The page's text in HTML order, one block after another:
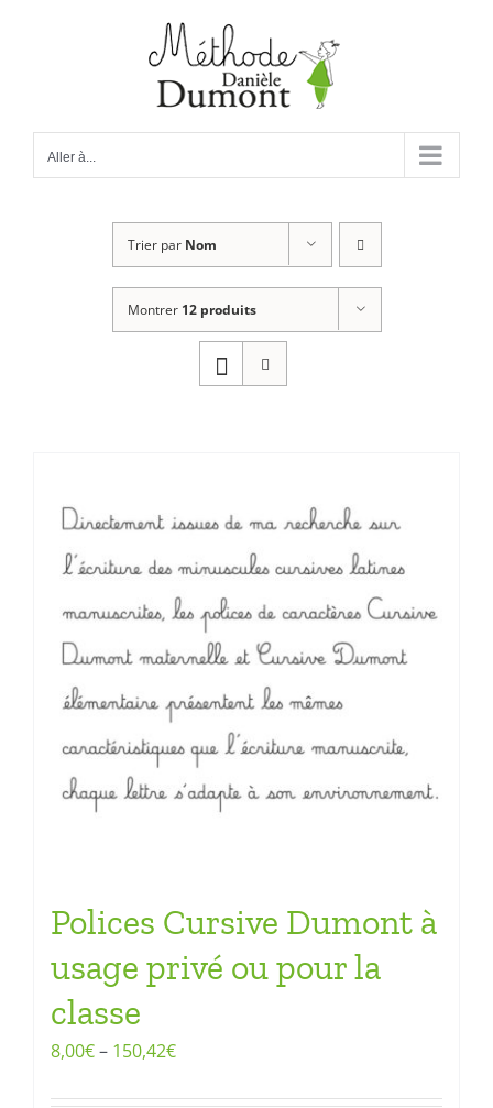
Aller à...
Trier par Nom
Montrer 12 produits
Polices Cursive Dumont à
usage privé ou pour la
classe
8,00€– 150,42€